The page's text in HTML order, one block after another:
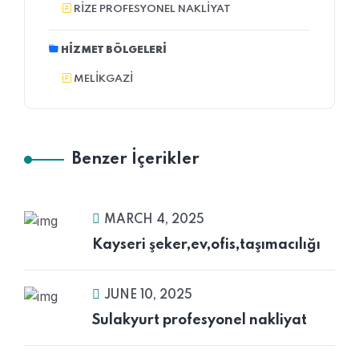
RIZE PROFESYONEL NAKLIYAT
HIZMET BÖLGELERI
MELIKGAZI
Benzer İçerikler
MARCH 4, 2025
Kayseri şeker,ev,ofis,taşımacılığı
JUNE 10, 2025
Sulakyurt profesyonel nakliyat